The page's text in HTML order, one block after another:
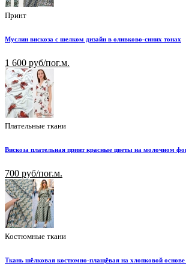
Принт
Муслин вискоза с шелком дизайн в оливково-синих тонах
1 600 руб/пог.м.
Плательные ткани
Вискоза плательная принт красные цветы на молочном
700 руб/пог.м.
Костюмные ткани
Ткань шёлковая костюмно-плащёвая на хлопковой